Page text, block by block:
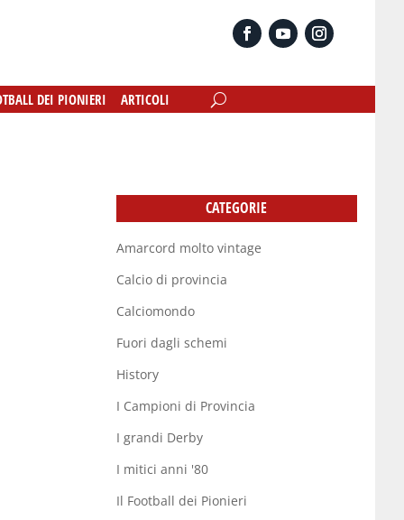
DEI PIONIERI ARTICOLI
DEI PIONIERI ARTICOLI
CATEGORIE
Amarcord molto vintage
Calcio di provincia
Calciomondo
Fuori dagli schemi
History
I Campioni di Provincia
I grandi Derby
I mitici anni '80
Il Football dei Pionieri